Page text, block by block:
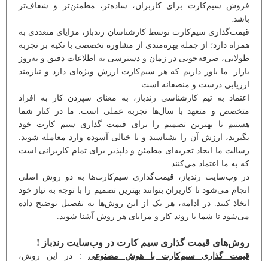
فروش سیم‌کارت برای کاربران، ساده‌تر، مطمئن‌تر و شفاف‌تر
باشد.
قیمت‌گذاری سیم‌کارت توسط کارشناسان رندباز، مزایای متعددی به
همراه دارد؛ از جمله بهره‌مندی از مشاوره تخصصی با تکیه بر تجربه
طولانی، صرفه‌جویی در زمان و دسترسی به اطلاعات دقیق و به‌روز
بازار. ما باور داریم که هر سیم‌کارت ارزش ویژه‌ای دارد و نیازمند
ارزیابی درست و منصفانه است.
اعتماد به تیم کارشناسی رندباز، به معنای سپردن کار به افراد
متخصص و متعهد با سال‌ها تجربه عملی است. ما در کنار شما
هستیم تا بهترین تصمیم را برای قیمت گذاری سیم کارت خود
بگیرید، ارزش آن را بشناسید و با خیالی آسوده وارد معامله شوید.
رسالت ما ایجاد تجربه‌ای مطمئن و دلپذیر برای تمام کاربرانی است
که به ما اعتماد می‌کنند.
در وب‌سایت رندباز، قیمت‌گذاری سیم‌کارت‌ها به دو روش اصلی
انجام می‌شود تا کاربران بتوانند بهترین تصمیم را با توجه به نیاز خود
اتخاذ کنند. در ادامه، هر یک از این روش‌ها به تفصیل توضیح داده
می‌شود تا شما با روند کار و مزایای هر روش آشنا شوید.
روش‌های قیمت گذاری سیم کارت در وب‌سایت رندباز !
قیمت گذاری سیم‌کارت با هوش مصنوعی : در این روش،